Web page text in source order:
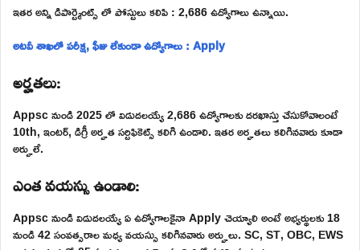
ఇతర అన్ని డిపార్ట్మెంట్స్ లో పోస్టులు కలిపి : 2,686 ఉద్యోగాలు ఉన్నాయి.
అటవీ శాఖలో పరీక్ష, ఫీజు లేకుండా ఉద్యోగాలు : Apply
అర్హతలు:
Appsc నుండి 2025 లో విడుదలయ్యే 2,686 ఉద్యోగాలకు దరఖాస్తు చేసుకోవాలంటే
10th, ఇంటర్, డిగ్రీ అర్హత సర్టిఫికెట్స్ కలిగి ఉండాలి. ఇతర అర్హతలు కలిగినవారు కూడా
అర్హులే.
ఎంత వయస్సు ఉండాలి:
Appsc నుండి విడుదలయ్యే ఏ ఉద్యోగాలకైనా Apply చెయ్యాలి అంటే అభ్యర్థులకు 18
నుండి 42 సంవత్సరాల మధ్య వయస్సు కలిగినవారు అర్హులు. SC, ST, OBC, EWS